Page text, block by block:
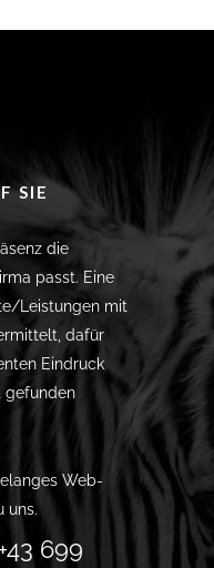
SIE
die
passt. Eine
Leistungen mit
dafür
Eindruck
gefunden
Web-
uns.
+43 699